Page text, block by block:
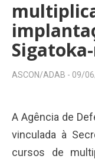
ASCON/ADAB - 09/
A Agência de
vinculada à
cursos de